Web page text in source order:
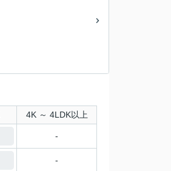
4K ～ 4LDK以上
-
-